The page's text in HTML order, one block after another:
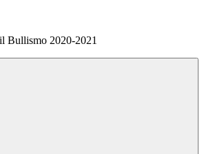
Bullismo 2020-2021